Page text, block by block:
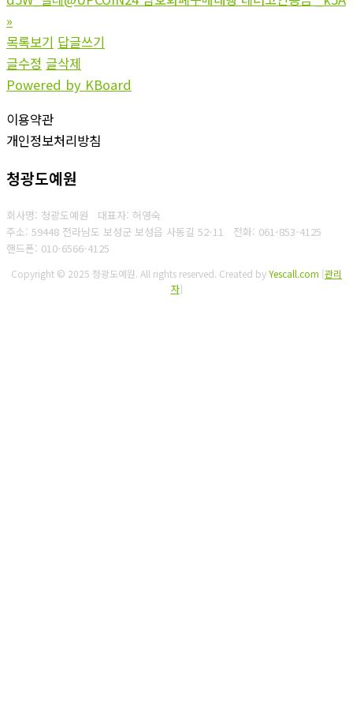
»
목록보기 답글쓰기
글수정 글삭제
Powered by KBoard
이용약관
개인정보처리방침
청광도예원
회사명: 청광도예원 대표자: 허영숙
주소: 59448 전라남도 보성군 보성읍 사동길 52-11 전화: 061-853-4125
핸드폰: 010-6566-4125
Copyright © 2025 청광도예원. All rights reserved. Created byYescall.com [관리
자]